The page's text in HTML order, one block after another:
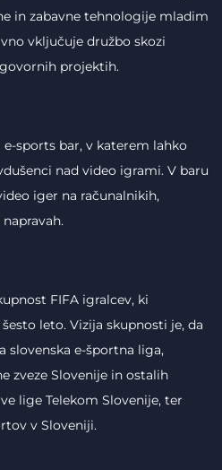
in zabavne tehnologije mladim
vključuje družbo skozi
projektih.
sports bar, v katerem lahko
nad video igrami. V baru
iger na računalnikih,
FIFA igralcev, ki
leto. Vizija skupnosti je, da
slovenska e-športna liga,
zveze Slovenije in ostalih
lige Telekom Slovenije, ter
v Sloveniji.